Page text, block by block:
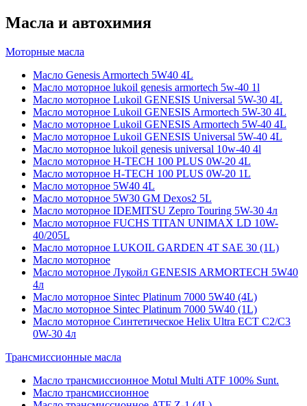
Масла и автохимия
Моторные масла
Масло Genesis Armortech 5W40 4L
Масло моторное lukoil genesis armortech 5w-40 1l
Масло моторное Lukoil GENESIS Universal 5W-30 4L
Масло моторное Lukoil GENESIS Armortech 5W-30 4L
Масло моторное Lukoil GENESIS Armortech 5W-40 4L
Масло моторное Lukoil GENESIS Universal 5W-40 4L
Масло моторное lukoil genesis universal 10w-40 4l
Масло моторное H-TECH 100 PLUS 0W-20 4L
Масло моторное H-TECH 100 PLUS 0W-20 1L
Масло моторное 5W40 4L
Масло моторное 5W30 GM Dexos2 5L
Масло моторное IDEMITSU Zepro Touring 5W-30 4л
Масло моторное FUCHS TITAN UNIMAX LD 10W-
40/205L
Масло моторное LUKOIL GARDEN 4Т SAE 30 (1L)
Масло моторное
Масло моторное Лукойл GENESIS ARMORTECH 5W40
4л
Масло моторное Sintec Platinum 7000 5W40 (4L)
Масло моторное Sintec Platinum 7000 5W40 (1L)
Масло моторное Синтетическое Helix Ultra ECT C2/C3
0W-30 4л
Трансмиссионные масла
Масло трансмиссионное Motul Multi ATF 100% Sunt.
Масло трансмиссионное